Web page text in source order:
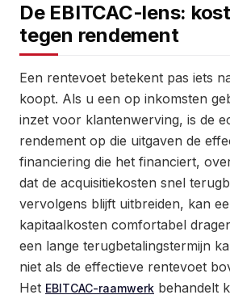
De EBITCAC-lens:
tegen rendement
Een rentevoet betekent pas iets
koopt. Als u een op inkomsten
inzet voor klantenwerving, is de
rendement op die uitgaven de
financiering die het financiert,
dat de acquisitiekosten snel
vervolgens blijft uitbreiden, kan
kapitaalkosten comfortabel
een lange terugbetalingstermijn
niet als de effectieve rentevoet
Het EBITCAC-raamwerk behandelt